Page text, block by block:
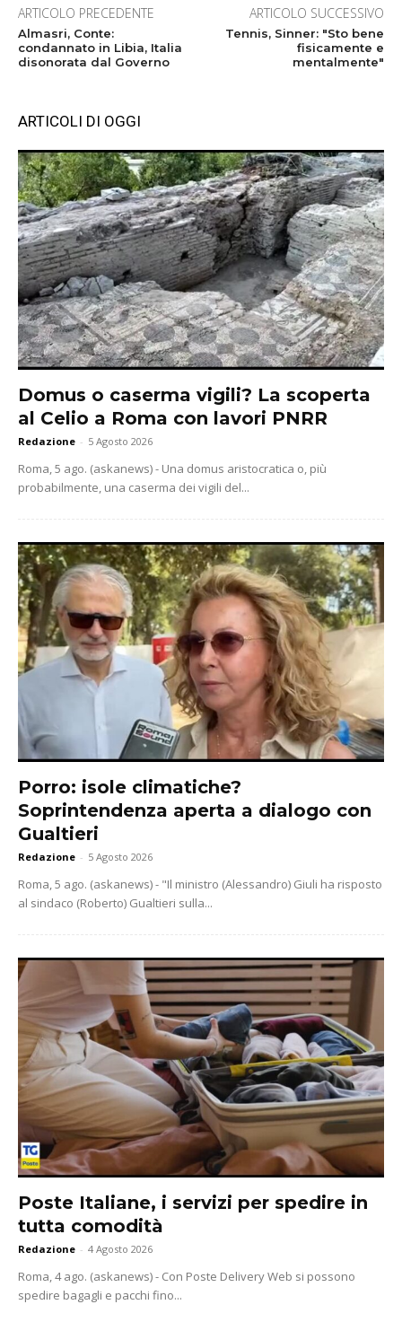
ARTICOLO PRECEDENTE
Almasri, Conte:
condannato in Libia, Italia
disonorata dal Governo
ARTICOLO SUCCESSIVO
Tennis, Sinner: "Sto bene
fisicamente e
mentalmente"
ARTICOLI DI OGGI
Domus o caserma vigili? La scoperta
al Celio a Roma con lavori PNRR
Redazione - 5 Agosto 2026
Roma, 5 ago. (askanews) - Una domus aristocratica o, più
probabilmente, una caserma dei vigili del...
Porro: isole climatiche?
Soprintendenza aperta a dialogo con
Gualtieri
Redazione - 5 Agosto 2026
Roma, 5 ago. (askanews) - "Il ministro (Alessandro) Giuli ha risposto
al sindaco (Roberto) Gualtieri sulla...
Poste Italiane, i servizi per spedire in
tutta comodità
Redazione - 4 Agosto 2026
Roma, 4 ago. (askanews) - Con Poste Delivery Web si possono
spedire bagagli e pacchi fino...